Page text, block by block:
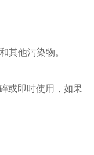
其他污染物。
或即时使用，如果